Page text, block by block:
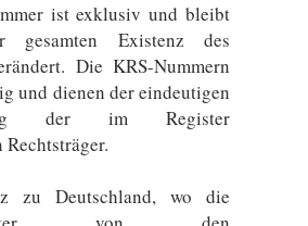
ist exklusiv und bleibt
gesamten Existenz des
Die KRS-Nummern
und dienen der eindeutigen
der im Register
zu Deutschland, wo die